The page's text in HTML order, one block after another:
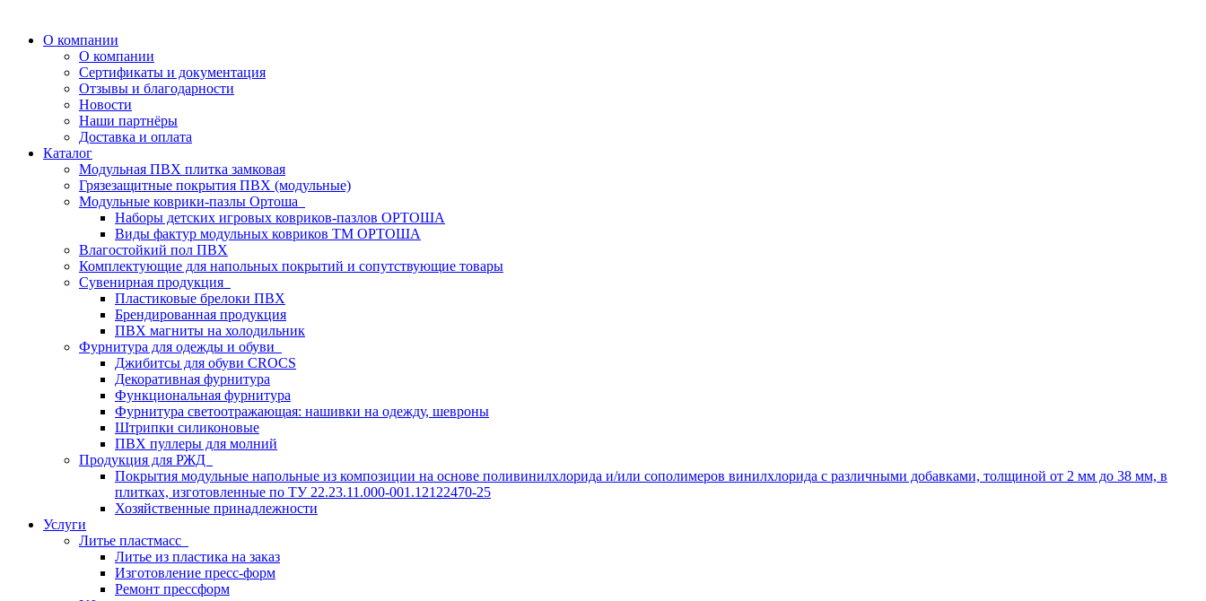
О компании
О компании
Сертификаты и документация
Отзывы и благодарности
Новости
Наши партнёры
Доставка и оплата
Каталог
Модульная ПВХ плитка замковая
Грязезащитные покрытия ПВХ (модульные)
Модульные коврики-пазлы Ортоша
Наборы детских игровых ковриков-пазлов ОРТОША
Виды фактур модульных ковриков ТМ ОРТОША
Влагостойкий пол ПВХ
Комплектующие для напольных покрытий и сопутствующие товары
Сувенирная продукция
Пластиковые брелоки ПВХ
Брендированная продукция
ПВХ магниты на холодильник
Фурнитура для одежды и обуви
Джибитсы для обуви CROCS
Декоративная фурнитура
Функциональная фурнитура
Фурнитура светоотражающая: нашивки на одежду, шевроны
Штрипки силиконовые
ПВХ пуллеры для молний
Продукция для РЖД
Покрытия модульные напольные из композиции на основе поливинилхлорида и/или сополимеров винилхлорида с различными добавками, толщиной от 2 мм до 38 мм, в
плитках, изготовленные по ТУ 22.23.11.000-001.12122470-25
Хозяйственные принадлежности
Услуги
Литье пластмасс
Литье из пластика на заказ
Изготовление пресс-форм
Ремонт прессформ